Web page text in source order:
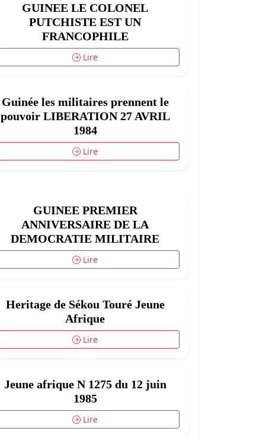
GUINEE LE COLONEL
PUTCHISTE EST UN
FRANCOPHILE
Lire
Guinée les militaires prennent le
pouvoir LIBERATION 27 AVRIL
1984
Lire
GUINEE PREMIER
ANNIVERSAIRE DE LA
DEMOCRATIE MILITAIRE
Lire
Heritage de Sékou Touré Jeune
Afrique
Lire
Jeune afrique N 1275 du 12 juin
1985
Lire